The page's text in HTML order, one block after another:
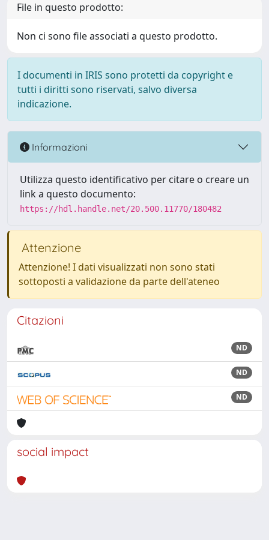
File in questo prodotto:
Non ci sono file associati a questo prodotto.
I documenti in IRIS sono protetti da copyright e
tutti i diritti sono riservati, salvo diversa
indicazione.
Informazioni
Utilizza questo identificativo per citare o creare un
link a questo documento:
https://hdl.handle.net/20.500.11770/180482
Attenzione
Attenzione! I dati visualizzati non sono stati
sottoposti a validazione da parte dell'ateneo
Citazioni
ND
ND
ND
social impact